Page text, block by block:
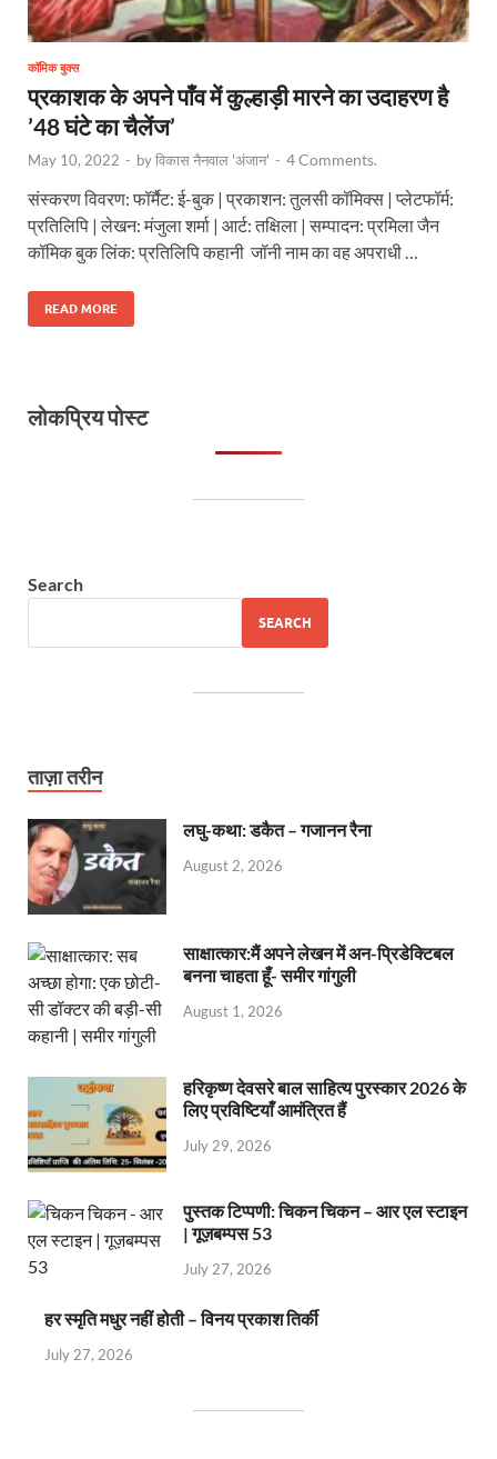
कॉमिक बुक्स
प्रकाशक के अपने पाँव में कुल्हाड़ी मारने का उदाहरण है
’48 घंटे का चैलेंज’
May 10, 2022 - byविकास नैनवाल 'अंजान' - 4 Comments.
संस्करण विवरण: फॉर्मैट: ई-बुक | प्रकाशन: तुलसी कॉमिक्स | प्लेटफॉर्म:
प्रतिलिपि | लेखन: मंजुला शर्मा | आर्ट: तक्षिला | सम्पादन: प्रमिला जैन
कॉमिक बुक लिंक: प्रतिलिपि कहानी जॉनी नाम का वह अपराधी …
READ MORE
लोकप्रिय पोस्ट
Search
SEARCH
ताज़ा तरीन
लघु-कथा: डकैत – गजानन रैना
August 2, 2026
साक्षात्कार:मैं अपने लेखन में अन-प्रिडेक्टिबल
बनना चाहता हूँ- समीर गांगुली
August 1, 2026
हरिकृष्ण देवसरे बाल साहित्य पुरस्कार 2026 के
लिए प्रविष्टियाँ आमंत्रित हैं
July 29, 2026
पुस्तक टिप्पणी: चिकन चिकन – आर एल स्टाइन
| गूज़बम्पस 53
July 27, 2026
हर स्मृति मधुर नहीं होती – विनय प्रकाश तिर्की
July 27, 2026